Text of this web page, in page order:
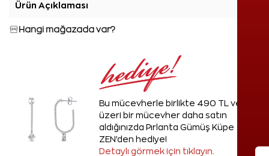
Ürün Açıklaması
Hangi mağazada var?
Bu mücevherle birlikte 490 TL ve
üzeri bir mücevher daha satın
aldığınızda Pırlanta Gümüş Küpe
ZEN'den hediye!
Detaylı görmek için tıklayın.